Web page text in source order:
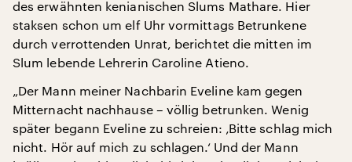
des erwähnten kenianischen Slums Mathare. Hier
staksen schon um elf Uhr vormittags Betrunkene
durch verrottenden Unrat, berichtet die mitten im
Slum lebende Lehrerin Caroline Atieno.
„Der Mann meiner Nachbarin Eveline kam gegen
Mitternacht nachhause – völlig betrunken. Wenig
später begann Eveline zu schreien: ‚Bitte schlag mich
nicht. Hör auf mich zu schlagen.‘ Und der Mann